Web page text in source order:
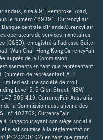
sise à 91 Pembroke Road,
le numéro 469391. CurrencyFair
centrale d'Irlande.CurencyFair
opérateurs de services monétaires
(C&ED), enregistré à l'adresse Suite
Wan Chai. Hong Kong.CurrencyFair
auprès de la Commission
en tant que représentant
(numéro de représentant AFS
est une société de droit
Level 5, 6 Glen Street, NSW
506 410. CurrencyFair Australia
de la Commission australienne des
n° 402709).CurrencyFair
Singapour ayant son siège social à
est soumise à la réglementation
PS20200102) en tant que grand